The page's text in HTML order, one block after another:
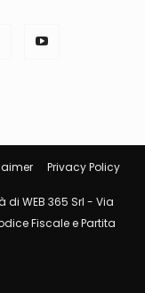
Privacy Policy
WEB 365 Srl - Via
Fiscale e Partita